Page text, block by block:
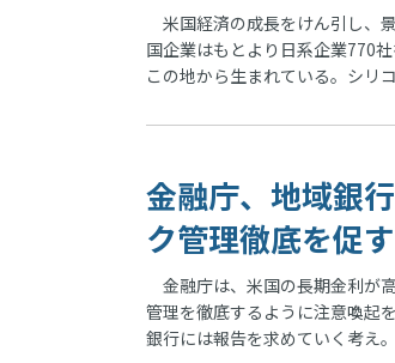
米国経済の成長をけん引し、
国企業はもとより日系企業770
この地から生まれている。シリ
金融庁、地域銀
ク管理徹底を促
金融庁は、米国の長期金利が
管理を徹底するように注意喚起
銀行には報告を求めていく考え。